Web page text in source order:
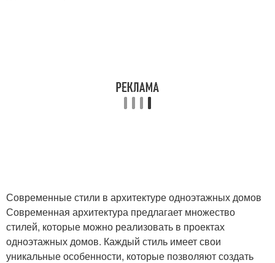
Современные стили в архитектуре одноэтажных домов
Современная архитектура предлагает множество
стилей, которые можно реализовать в проектах
одноэтажных домов. Каждый стиль имеет свои
уникальные особенности, которые позволяют создать